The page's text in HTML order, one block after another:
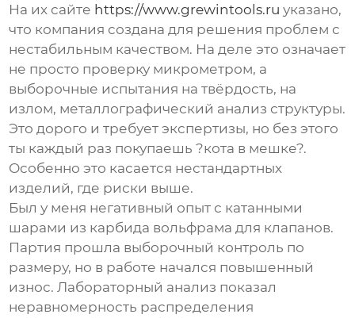
На их сайте https://www.grewintools.ru указано,
что компания создана для решения проблем с
нестабильным качеством. На деле это означает
не просто проверку микрометром, а
выборочные испытания на твёрдость, на
излом, металлографический анализ структуры.
Это дорого и требует экспертизы, но без этого
ты каждый раз покупаешь ?кота в мешке?.
Особенно это касается нестандартных
изделий, где риски выше.
Был у меня негативный опыт с катанными
шарами из карбида вольфрама для клапанов.
Партия прошла выборочный контроль по
размеру, но в работе начался повышенный
износ. Лабораторный анализ показал
неравномерность распределения